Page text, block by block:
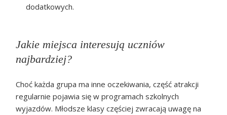
dodatkowych.
Jakie miejsca interesują uczniów
najbardziej?
Choć każda grupa ma inne oczekiwania, część atrakcji
regularnie pojawia się w programach szkolnych
wyjazdów. Młodsze klasy częściej zwracają uwagę na